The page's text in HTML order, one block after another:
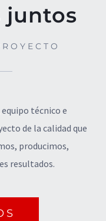
juntos
técnico e
de la calidad que
producimos,
resultados.